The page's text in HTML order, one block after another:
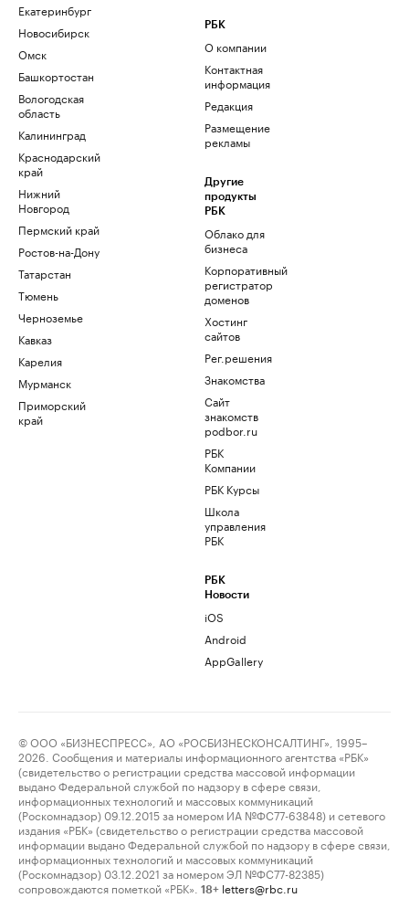
Екатеринбург
Новосибирск
Омск
Башкортостан
Вологодская
область
Калининград
Краснодарский
край
Нижний
Новгород
Пермский край
Ростов-на-Дону
Татарстан
Тюмень
Черноземье
Кавказ
Карелия
Мурманск
Приморский
край
РБК
О компании
Контактная
информация
Редакция
Размещение
рекламы
Другие
продукты
РБК
Облако для
бизнеса
Корпоративный
регистратор
доменов
Хостинг
сайтов
Рег.решения
Знакомства
Сайт
знакомств
podbor.ru
РБК
Компании
РБК Курсы
Школа
управления
РБК
РБК
Новости
iOS
Android
AppGallery
© ООО «БИЗНЕСПРЕСС», АО «РОСБИЗНЕСКОНСАЛТИНГ», 1995–
2026. Сообщения и материалы информационного агентства «РБК»
(свидетельство о регистрации средства массовой информации
выдано Федеральной службой по надзору в сфере связи,
информационных технологий и массовых коммуникаций
(Роскомнадзор) 09.12.2015 за номером ИА №ФС77-63848) и сетевого
издания «РБК» (свидетельство о регистрации средства массовой
информации выдано Федеральной службой по надзору в сфере связи,
информационных технологий и массовых коммуникаций
(Роскомнадзор) 03.12.2021 за номером ЭЛ №ФС77-82385)
сопровождаются пометкой «РБК».
18+ letters@rbc.ru